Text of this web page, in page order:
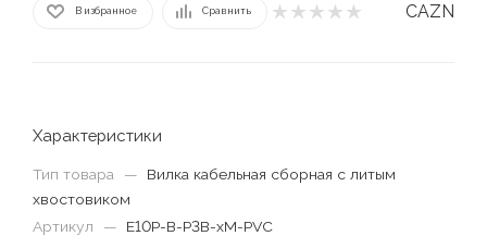
В избранное Сравнить CAZN
Характеристики
Тип товара —
Вилка кабельная сборная с литым
хвостовиком
Артикул
—
E10P-B-P3B-xM-PVC